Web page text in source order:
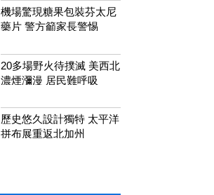
機場驚現糖果包裝芬太尼
藥片 警方籲家長警惕
20多場野火待撲滅 美西北
濃煙瀰漫 居民難呼吸
歷史悠久設計獨特 太平洋
拼布展重返北加州